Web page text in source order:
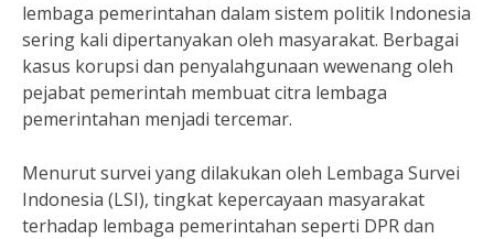
lembaga pemerintahan dalam sistem politik Indonesia
sering kali dipertanyakan oleh masyarakat. Berbagai
kasus korupsi dan penyalahgunaan wewenang oleh
pejabat pemerintah membuat citra lembaga
pemerintahan menjadi tercemar.
Menurut survei yang dilakukan oleh Lembaga Survei
Indonesia (LSI), tingkat kepercayaan masyarakat
terhadap lembaga pemerintahan seperti DPR dan